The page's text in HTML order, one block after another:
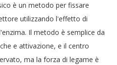
è un metodo per fissare
utilizzando l'effetto di
Il metodo è semplice da
e attivazione, e il centro
ma la forza di legame è